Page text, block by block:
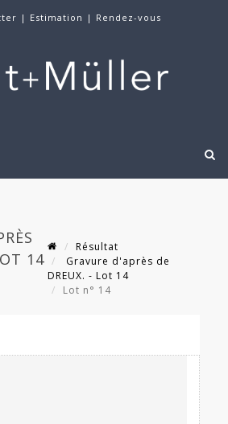
| Estimation | Rendez-vous
14
Résultat
Gravure d'après de
DREUX. - Lot 14
Lot n° 14